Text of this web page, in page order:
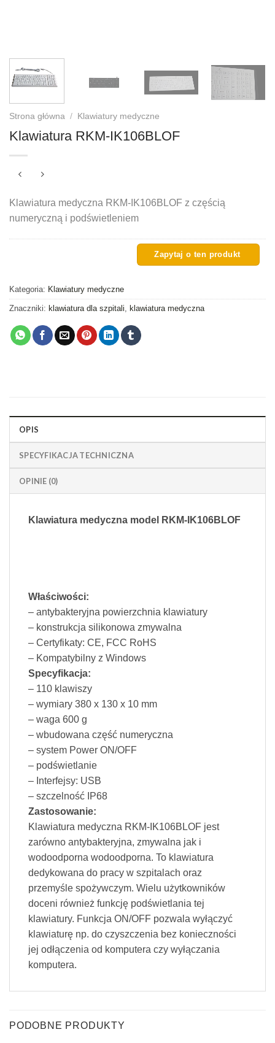
Strona główna / Klawiatury medyczne
Klawiatura RKM-IK106BLOF
Klawiatura medyczna RKM-IK106BLOF z częścią
numeryczną i podświetleniem
Kategoria: Klawiatury medyczne
Znaczniki: klawiatura dla szpitali klawiatura medyczna
OPIS
SPECYFIKACJA TECHNICZNA
OPINIE (0)
Klawiatura medyczna model RKM-IK106BLOF
Właściwości:
– antybakteryjna powierzchnia klawiatury
– konstrukcja silikonowa zmywalna
– Certyfikaty: CE, FCC RoHS
– Kompatybilny z Windows
Specyfikacja:
– 110 klawiszy
– wymiary 380 x 130 x 10 mm
– waga 600 g
– wbudowana część numeryczna
– system Power ON/OFF
– podświetlanie
– Interfejsy: USB
– szczelność IP68
Zastosowanie:
Klawiatura medyczna RKM-IK106BLOF jest
zarówno antybakteryjna, zmywalna jak i
wodoodporna wodoodporna. To klawiatura
dedykowana do pracy w szpitalach oraz
przemyśle spożywczym. Wielu użytkowników
doceni również funkcję podświetlania tej
klawiatury. Funkcja ON/OFF pozwala wyłączyć
klawiaturę np. do czyszczenia bez konieczności
jej odłączenia od komputera czy wyłączania
komputera.
PODOBNE PRODUKTY